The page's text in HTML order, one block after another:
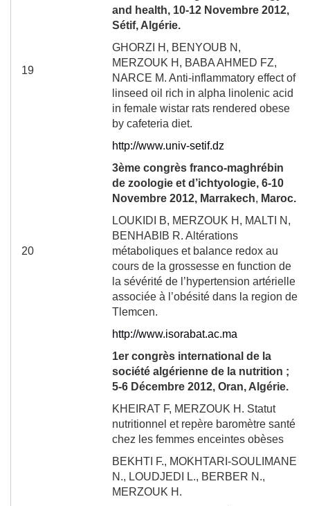
19
and health, 10-12 Novembre 2012,
Sétif, Algérie.
GHORZI H, BENYOUB N,
MERZOUK H, BABA AHMED FZ,
NARCE M. Anti-inflammatory effect of
linseed oil rich in alpha linolenic acid
in female wistar rats rendered obese
by cafeteria diet.
http://www.univ-setif.dz
20
3ème congrès franco-maghrébin
de zoologie et d’ichtyologie, 6-10
Novembre 2012, Marrakech, Maroc.
LOUKIDI B, MERZOUK H, MALTI N,
BENHABIB R. Altérations
métaboliques et balance redox au
cours de la grossesse en function de
la sévérité de l’hypertension artérielle
associée à l’obésité dans la region de
Tlemcen.
http://www.isorabat.ac.ma
1er congrès international de la
société algérienne de la nutrition ;
5-6 Décembre 2012, Oran, Algérie.
KHEIRAT F, MERZOUK H. Statut
nutritionnel et repère baromètre santé
chez les femmes enceintes obèses
BEKHTI F., MOKHTARI-SOULIMANE
N., LOUDJEDI L., BERBER N.,
MERZOUK H.